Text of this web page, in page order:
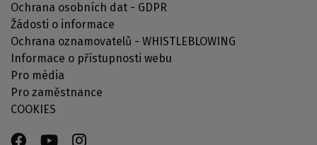
Ochrana osobních dat - GDPR
Žádosti o informace
Ochrana oznamovatelů - WHISTLEBLOWING
Informace o přístupnosti webu
Pro média
Pro zaměstnance
COOKIES